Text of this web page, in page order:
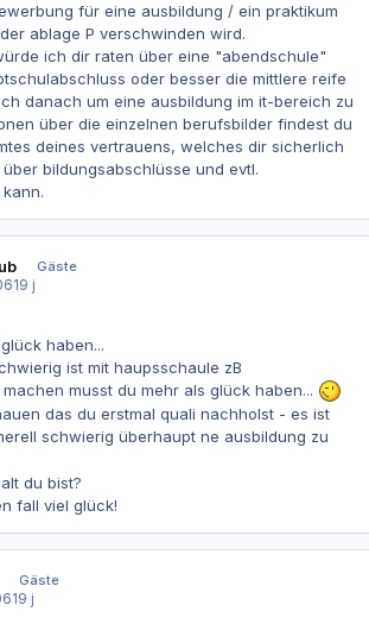
für eine ausbildung / ein praktikum
ablage P verschwinden wird.
ich dir raten über eine "abendschule"
oder besser die mittlere reife
danach um eine ausbildung im it-bereich zu
über die einzelnen berufsbilder findest du
deines vertrauens, welches dir sicherlich
bildungsabschlüsse und evtl.
Gäste
19 j
haben...
ist mit haupsschaule zB
musst du mehr als glück haben...
das du erstmal quali nachholst - es ist
schwierig überhaupt ne ausbildung zu
du bist?
fall viel glück!
Gäste
19 j